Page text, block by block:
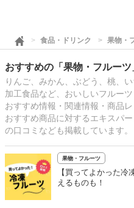
食品・ドリンク 果物・
おすすめの「果物・フルー
りんご、みかん、ぶどう、桃、
加工食品など、おいしいフルー
おすすめ情報・関連情報・商品
おすすめ商品に対するエキスパ
の口コミなども掲載しています。
果物・フルーツ
【買ってよかった
えるものも！